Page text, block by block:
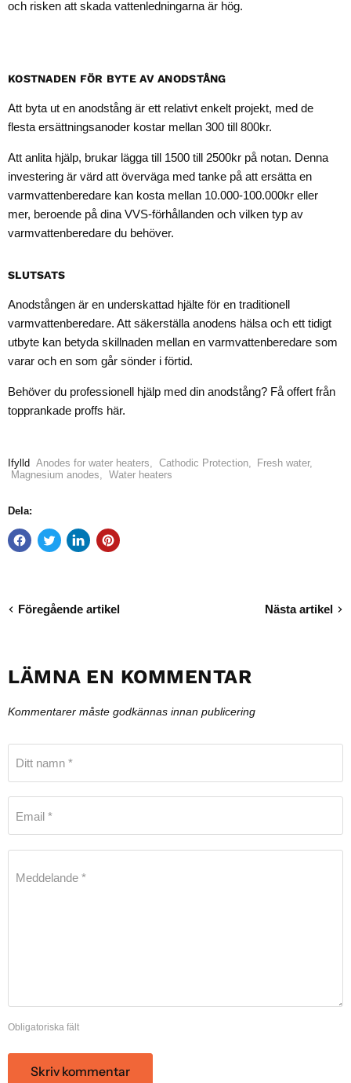
och risken att skada vattenledningarna är hög.
KOSTNADEN FÖR BYTE AV ANODSTÅNG
Att byta ut en anodstång är ett relativt enkelt projekt, med de
flesta ersättningsanoder kostar mellan 300 till 800kr.
Att anlita hjälp, brukar lägga till 1500 till 2500kr på notan. Denna
investering är värd att överväga med tanke på att ersätta en
varmvattenberedare kan kosta mellan 10.000-100.000kr eller
mer, beroende på dina VVS-förhållanden och vilken typ av
varmvattenberedare du behöver.
SLUTSATS
Anodstången är en underskattad hjälte för en traditionell
varmvattenberedare. Att säkerställa anodens hälsa och ett tidigt
utbyte kan betyda skillnaden mellan en varmvattenberedare som
varar och en som går sönder i förtid.
Behöver du professionell hjälp med din anodstång? Få offert från
topprankade proffs här.
Ifylld Anodes for water heaters, Cathodic Protection, Fresh water,
Magnesium anodes, Water heaters
Dela:
Föregående artikel Nästa artikel
LÄMNA EN KOMMENTAR
Kommentarer måste godkännas innan publicering
Ditt namn *
Email *
Meddelande *
Obligatoriska fält
Skriv kommentar